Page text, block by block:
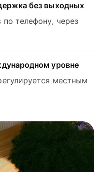
без выходных
телефону, через
уровне
местным